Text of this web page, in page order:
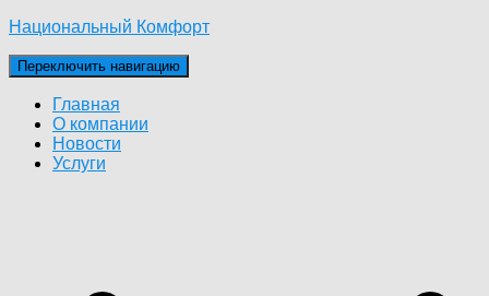
Национальный Комфорт
Переключить навигацию
Главная
О компании
Новости
Услуги